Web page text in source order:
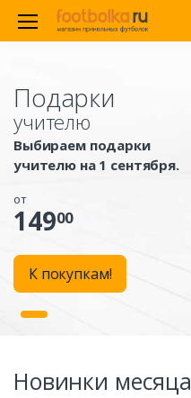
Подарки
учителю
Выбираем подарки
учителю на 1 сентября.
от
14900
К покупкам!
Новинки месяца